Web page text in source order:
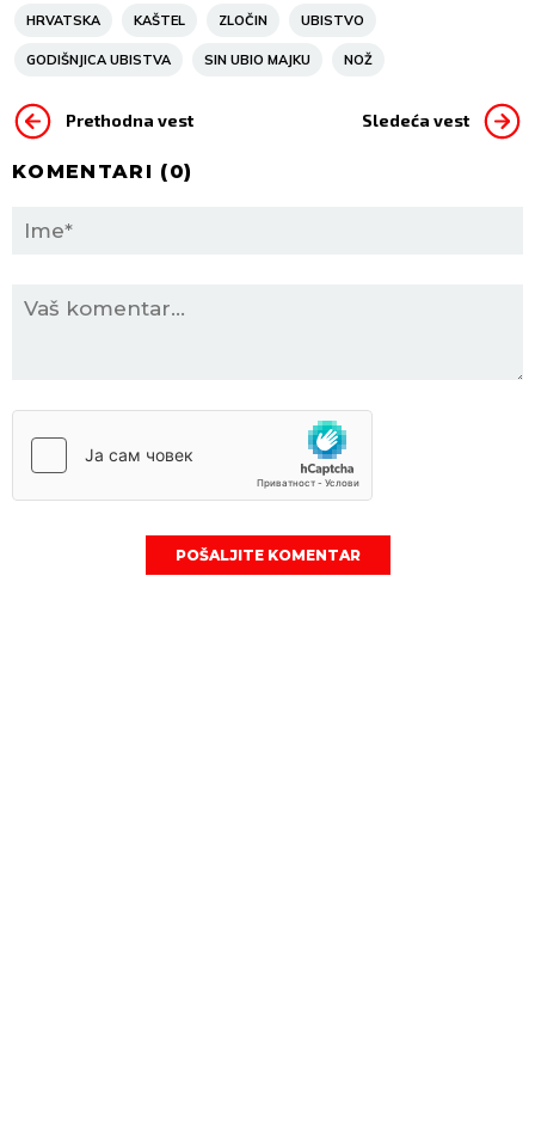
HRVATSKA KAŠTEL ZLOČIN UBISTVO
GODIŠNJICA UBISTVA SIN UBIO MAJKU NOŽ
Prethodna vest Sledeća vest
KOMENTARI (0)
POŠALJITE KOMENTAR